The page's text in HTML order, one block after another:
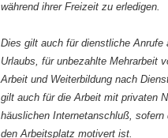
während ihrer Freizeit zu erledigen.
Dies gilt auch für dienstliche Anrufe
Urlaubs, für unbezahlte Mehrarbeit
Arbeit und Weiterbildung nach
gilt auch für die Arbeit mit privaten
häuslichen Internetanschluß,
den Arbeitsplatz motivert ist.